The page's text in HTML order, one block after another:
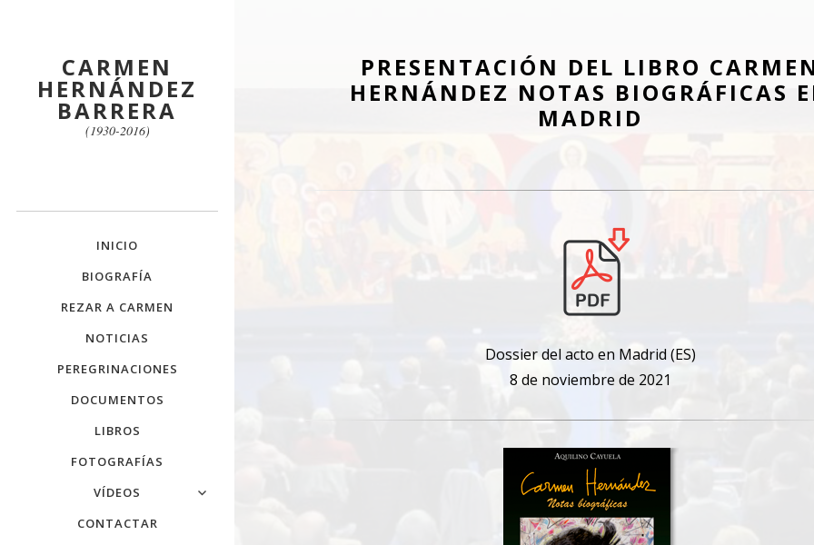
CARMEN
HERNÁNDEZ
BARRERA
(1930-2016)
INICIO
BIOGRAFÍA
REZAR A CARMEN
NOTICIAS
PEREGRINACIONES
DOCUMENTOS
LIBROS
FOTOGRAFÍAS
VÍDEOS
CONTACTAR
PRESENTACIÓN DEL LIBRO
HERNÁNDEZ NOTAS BIOGRÁFICAS
MADRID
Dossier del acto en Madrid (ES)
8 de noviembre de 2021